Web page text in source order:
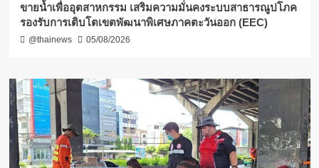
ขายน้ำเพื่ออุตสาหกรรม เสริมความมั่นคงระบบสาธารณูปโภค
รองรับการเติบโตเขตพัฒนาพิเศษภาคตะวันออก (EEC)
@thainews 05/08/2026